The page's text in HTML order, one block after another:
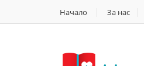
Начало За нас